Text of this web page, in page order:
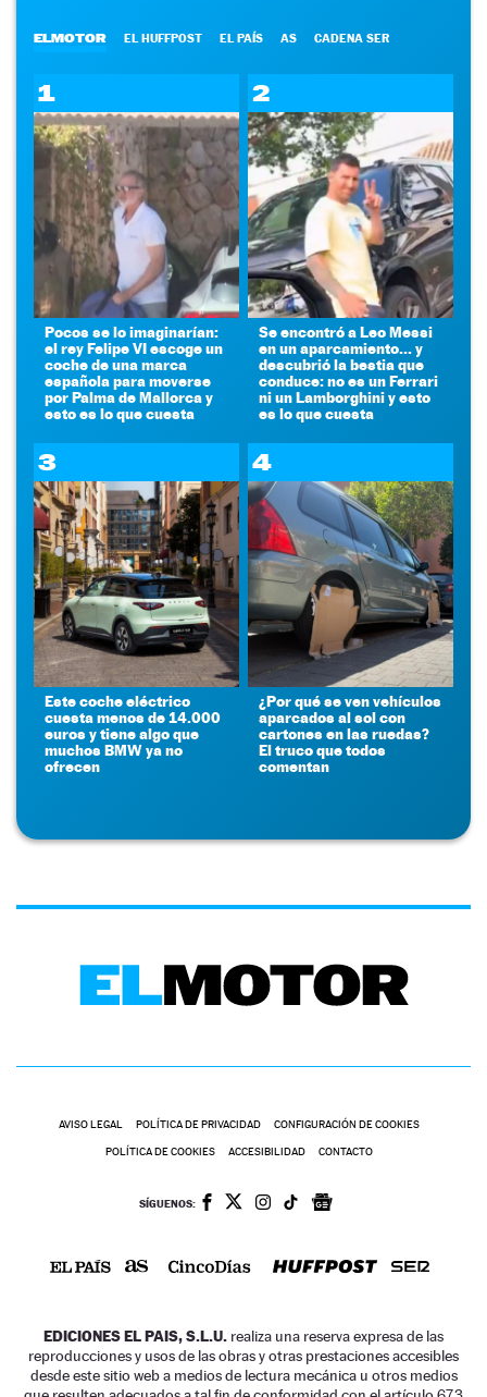
ELMOTOR EL HUFFPOST EL PAÍS AS CADENA SER
1
Pocos se lo imaginarían:
el rey Felipe VI escoge un
coche de una marca
española para moverse
por Palma de Mallorca y
esto es lo que cuesta
2
Se encontró a Leo Messi
en un aparcamiento... y
descubrió la bestia que
conduce: no es un Ferrari
ni un Lamborghini y esto
es lo que cuesta
3
Este coche eléctrico
cuesta menos de 14.000
euros y tiene algo que
muchos BMW ya no
ofrecen
4
¿Por qué se ven vehículos
aparcados al sol con
cartones en las ruedas?
El truco que todos
comentan
AVISO LEGAL POLÍTICA DE PRIVACIDAD CONFIGURACIÓN DE COOKIES
POLÍTICA DE COOKIES ACCESIBILIDAD CONTACTO
SÍGUENOS:
EDICIONES EL PAIS, S.L.U. realiza una reserva expresa de las
reproducciones y usos de las obras y otras prestaciones accesibles
desde este sitio web a medios de lectura mecánica u otros medios